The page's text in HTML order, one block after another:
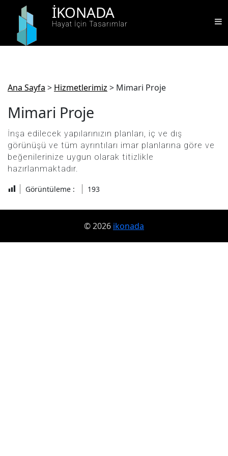
content
IKONADA
Hayat İçin Tasarımlar
Ana Sayfa > Hizmetlerimiz > Mimari Proje
Mimari Proje
İnşa edilecek yapılarınızın planları, iç ve dış
görünüşü ve tüm ayrıntıları imar planlarına göre ve
beğenilerinize uygun olarak titizlikle
hazırlanmaktadır.
Görüntüleme : 193
© 2026 ikonada